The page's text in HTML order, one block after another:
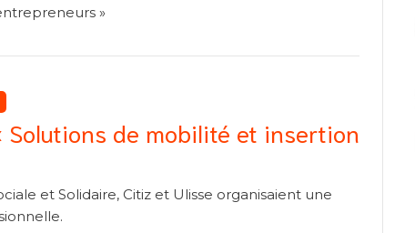
»
Solutions de mobilité et insertion
et Solidaire, Citiz et Ulisse organisaient une